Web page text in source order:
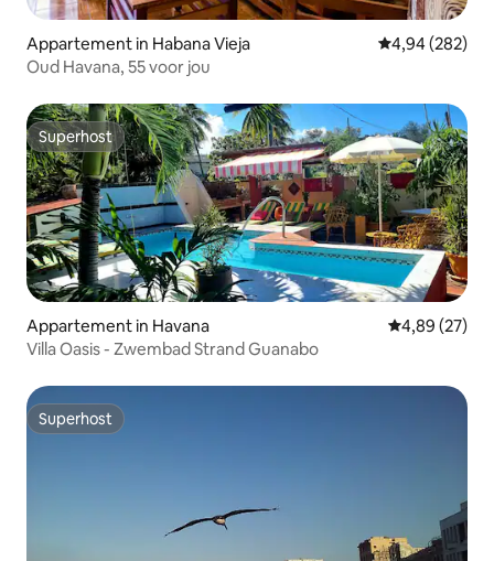
Appartement in Habana Vieja Gemiddelde
4,94 (282)
Oud Havana, 55 voor jou
Superhost
Superhost
Appartement in Havana Gemiddelde
4,89 (27)
Villa Oasis - Zwembad Strand Guanabo
Superhost
Superhost